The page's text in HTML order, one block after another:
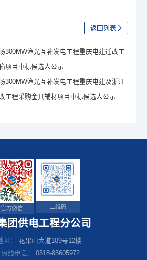
返回列表
300MW渔光互补发电工程重庆电建迁改工
项目中标候选人公示
300MW渔光互补发电工程重庆电建及浙江
工程采购金具辅材项目中标候选人公示
官方微信 二维码
团供电工程分公司
址： 花果山大道109号12楼
热线电话：0518-85605972